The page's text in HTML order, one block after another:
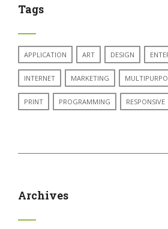
Tags
APPLICATION ART DESIGN
INTERNET MARKETING
PRINT PROGRAMMING RESPONSIVE
Archives